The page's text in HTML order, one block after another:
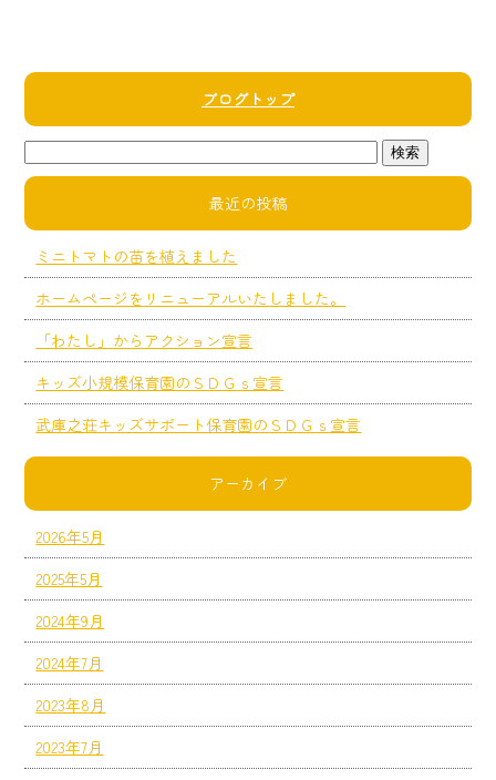
ブログトップ
最近の投稿
ミニトマトの苗を植えました
ホームページをリニューアルいたしました。
「わたし」からアクション宣言
キッズ小規模保育園のＳＤＧｓ宣言
武庫之荘キッズサポート保育園のＳＤＧｓ宣言
アーカイブ
2026年5月
2025年5月
2024年9月
2024年7月
2023年8月
2023年7月